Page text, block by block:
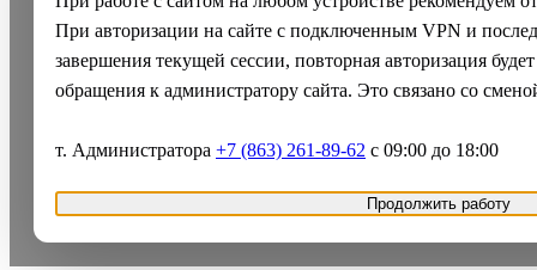
При авторизации на сайте с подключенным VPN и
завершения текущей сессии, повторная авторизация
обращения к администратору сайта. Это связано со
т. Администратора +7 (863) 261-89-62 с 09:00 до 18:00
Продолжить работу